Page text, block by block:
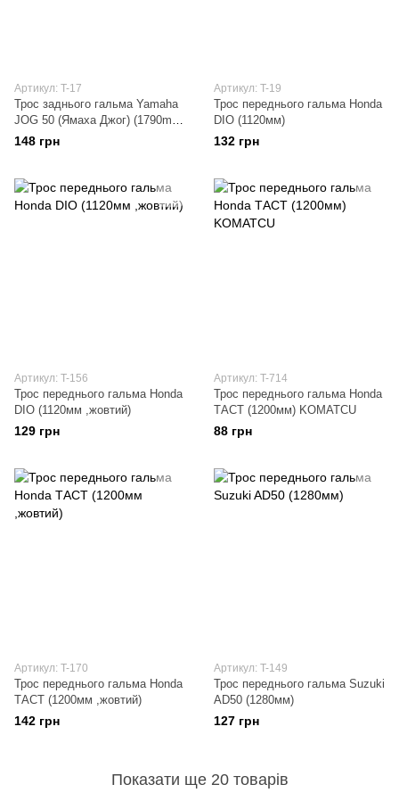
Артикул: T-17
Трос заднього гальма Yamaha
JOG 50 (Ямаха Джог) (1790mm,
уп.1шт)
148 грн
Артикул: T-19
Трос переднього гальма Honda
DIO (1120мм)
132 грн
Артикул: T-156
Трос переднього гальма Honda
DIO (1120мм ,жовтий)
129 грн
Артикул: T-714
Трос переднього гальма Honda
ТАСТ (1200мм) KOMATCU
88 грн
Артикул: T-170
Трос переднього гальма Honda
ТАСТ (1200мм ,жовтий)
142 грн
Артикул: T-149
Трос переднього гальма Suzuki
AD50 (1280мм)
127 грн
Показати ще 20 товарів